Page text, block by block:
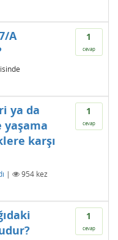
1
cevap
A
1
cevap
ya da
karşı
| 954 kez
1
cevap